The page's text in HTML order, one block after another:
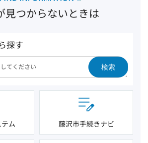
見つからないときは
探す
検索
ム 藤沢市手続きナビ